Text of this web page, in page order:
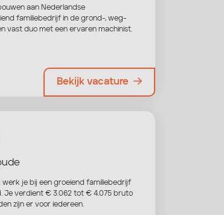
aan Nederlandse
familiebedrijf in de grond-, weg-
vast duo met een ervaren machinist.
Bekijk vacature
werk je bij een groeiend familiebedrijf
Je verdient € 3.062 tot € 4.075 bruto
zijn er voor iedereen.